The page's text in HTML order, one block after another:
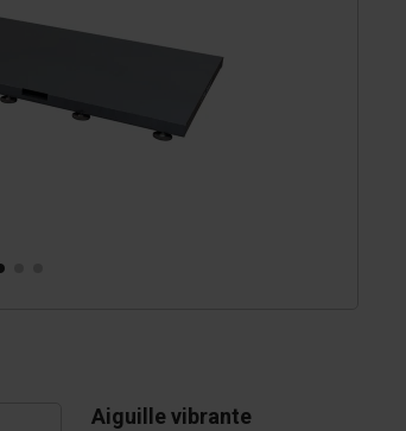
Aiguille vibrante